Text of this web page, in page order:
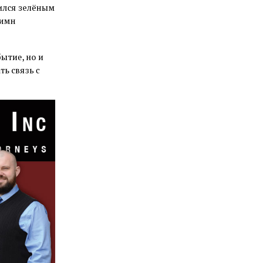
зелёным
но и
связь с